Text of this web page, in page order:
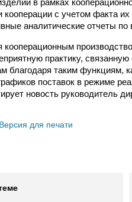
с учетом факта
аналитические отчеты
кооперационным
практику,
благодаря таким функциям,
поставок в режиме
новость руководитель
Версия для печати